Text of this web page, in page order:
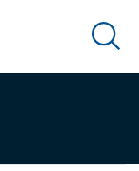
Ouvrir